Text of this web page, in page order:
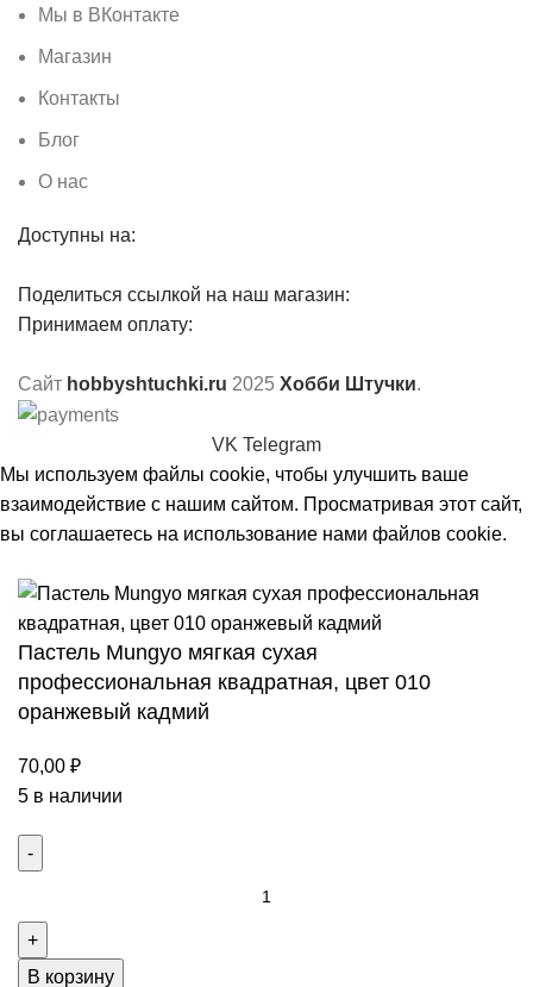
Мы в ВКонтакте
Магазин
Контакты
Блог
О нас
Доступны на:
Поделиться ссылкой на наш магазин:
Принимаем оплату:
Сайт hobbyshtuchki.ru 2025 Хобби Штучки.
VK Telegram
Мы используем файлы cookie, чтобы улучшить ваше
взаимодействие с нашим сайтом. Просматривая этот сайт,
вы соглашаетесь на использование нами файлов cookie.
Пастель Mungyo мягкая сухая
профессиональная квадратная, цвет 010
оранжевый кадмий
70,00 ₽
5 в наличии
Пастель
Mungyo
В корзину